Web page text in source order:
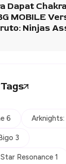
Dapat
MOBILE
Ninjas
6
3
Resonance 1